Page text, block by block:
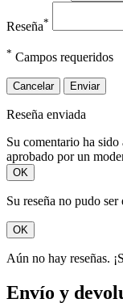
Reseña*
* Campos requeridos
Cancelar Enviar
Reseña enviada
Su comentario ha
aprobado por un
OK
Su reseña no pudo ser
OK
Aún no hay reseñas.
Envío y